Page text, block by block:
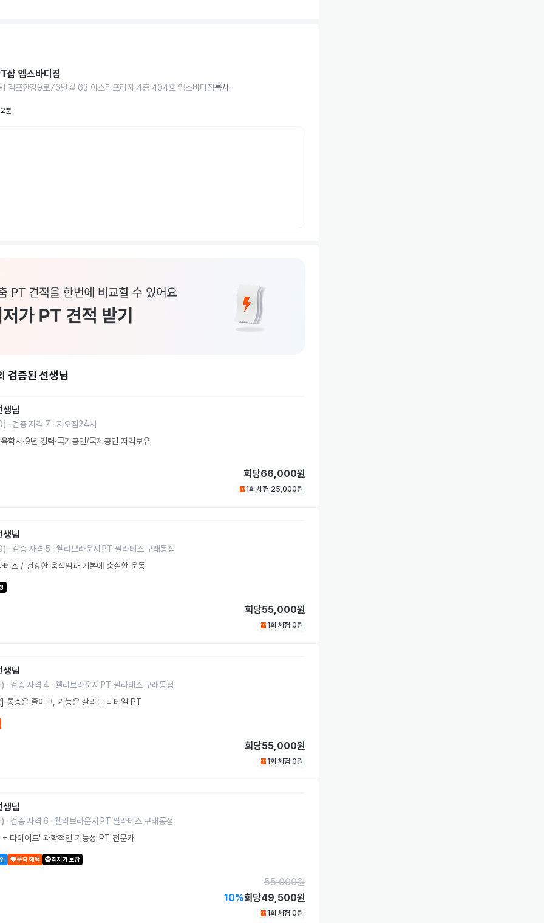
샵 엠스바디짐
김포한강9로76번길 63 아스타프라자 4층 404호 엠스바디짐복사
2분
검증된 선생님
님
) 검증 자격 7
지오짐24시
학사·9년 경력·국가공인/국제공인 자격보유
회당66,000원
1회 체험 25,000원
님
) 검증 자격 5
웰리브라운지 PT 필라테스 구래동점
테스 / 건강한 움직임과 기본에 충실한 운동
회당55,000원
1회 체험 0원
님
) 검증 자격 4
웰리브라운지 PT 필라테스 구래동점
통증은 줄이고, 기능은 살리는 디테일 PT
회당55,000원
1회 체험 0원
님
) 검증 자격 6
웰리브라운지 PT 필라테스 구래동점
+ 다이어트' 과학적인 기능성 PT 전문가
운닥 혜택 최저가 보장
55,000원
10%회당49,500원
1회 체험 0원